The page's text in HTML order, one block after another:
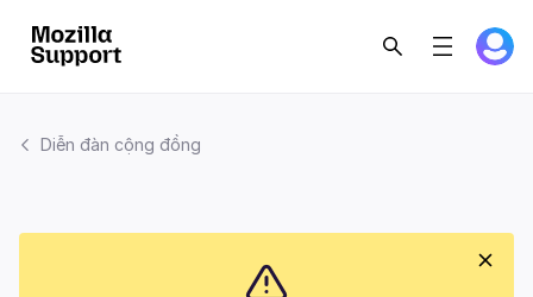
Diễn đàn cộng đồng